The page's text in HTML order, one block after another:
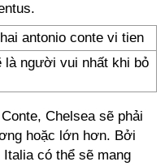
là người vui nhất khi bỏ
Chelsea sẽ phải
hoặc lớn hơn. Bởi
có thể sẽ mang